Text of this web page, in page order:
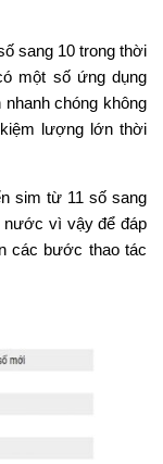
sang 10 trong thời
một số ứng dụng
chóng không
lượng lớn thời
sim từ 11 số sang
nước vì vậy để đáp
các bước thao tác